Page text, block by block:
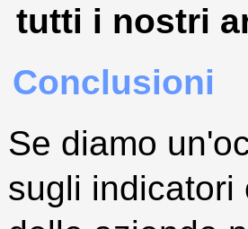
tutti i nostri
Conclusioni
Se diamo
sugli indicatori